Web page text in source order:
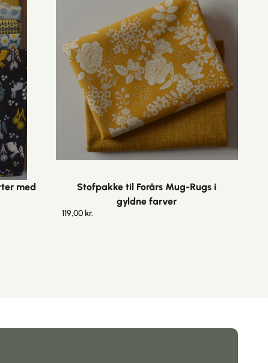
med
Stofpakke til Forårs Mug-Rugs i
gyldne farver
119,00 kr.